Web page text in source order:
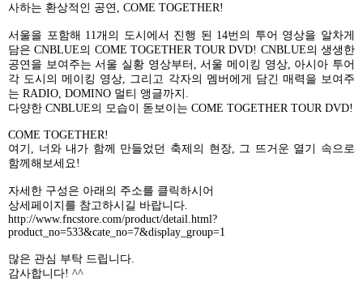
사하는 환상적인 공연 , COME TOGETHER!
서울을 포함해 11개의 도시에서 진행 된 14번의 투어 영상을 알차게
담은 CNBLUE의 COME TOGETHER TOUR DVD! CNBLUE의 생생한
공연을 보여주는 서울 실황 영상부터 ,서울 메이킹 영상, 아시아 투어
각 도시의 메이킹 영상, 그리고 각자의 멤버에게 담긴 매력을 보여주
는 RADIO, DOMINO 멀티 앵글까지 .
다양한 CNBLUE의 모습이 돋보이는 COME TOGETHER TOUR DVD!
COME TOGETHER!
여기 , 너와 내가 함께 만들었던 축제의 현장, 그 뜨거운 열기 속으로
함께해보세요!
자세한 구성은 아래의 주소를 클릭하시어
상세페이지를 참고하시길 바랍니다.
http://www.fncstore.com/product/detail.html?
product_no=533&cate_no=7&display_group=1
많은 관심 부탁 드립니다.
감사합니다! ^^